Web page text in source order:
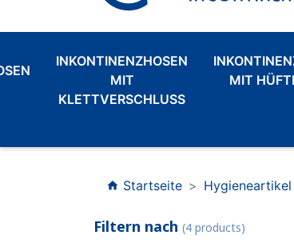
INKONTINENZHOSEN
MIT
KLETTVERSCHLUSS
MIT
home Startseite
Filtern nach (4 products)